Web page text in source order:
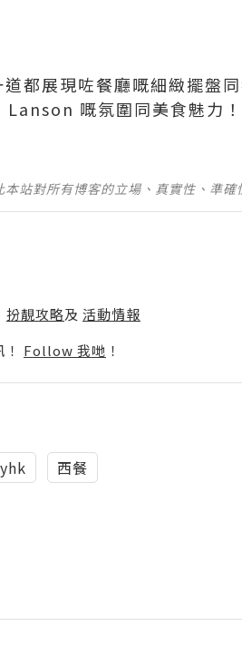
都展現咗餐廳嘅細緻擺盤同
嘅氛圍同美食魅力！
站對所有博客的立場、真實性、準確
扮靚攻略及 活動情報
Follow 我哋 ！
西餐